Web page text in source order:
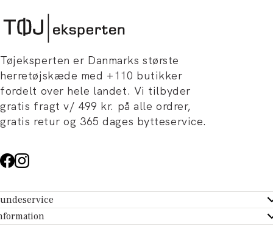
Tøjeksperten er Danmarks største
herretøjskæde med +110 butikker
fordelt over hele landet. Vi tilbyder
gratis fragt v/ 499 kr. på alle ordrer,
gratis retur og 365 dages bytteservice.
- Hjælpecenter
Tøjeksperten